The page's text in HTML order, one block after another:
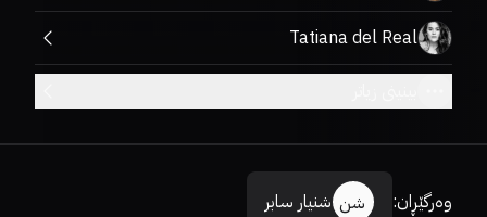
Tatiana del Real
وەرگێڕان: شن شنیار سابر